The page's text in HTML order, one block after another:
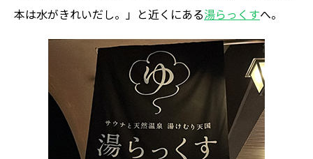
本は水がきれいだし。」と近くにある湯らっくすへ。